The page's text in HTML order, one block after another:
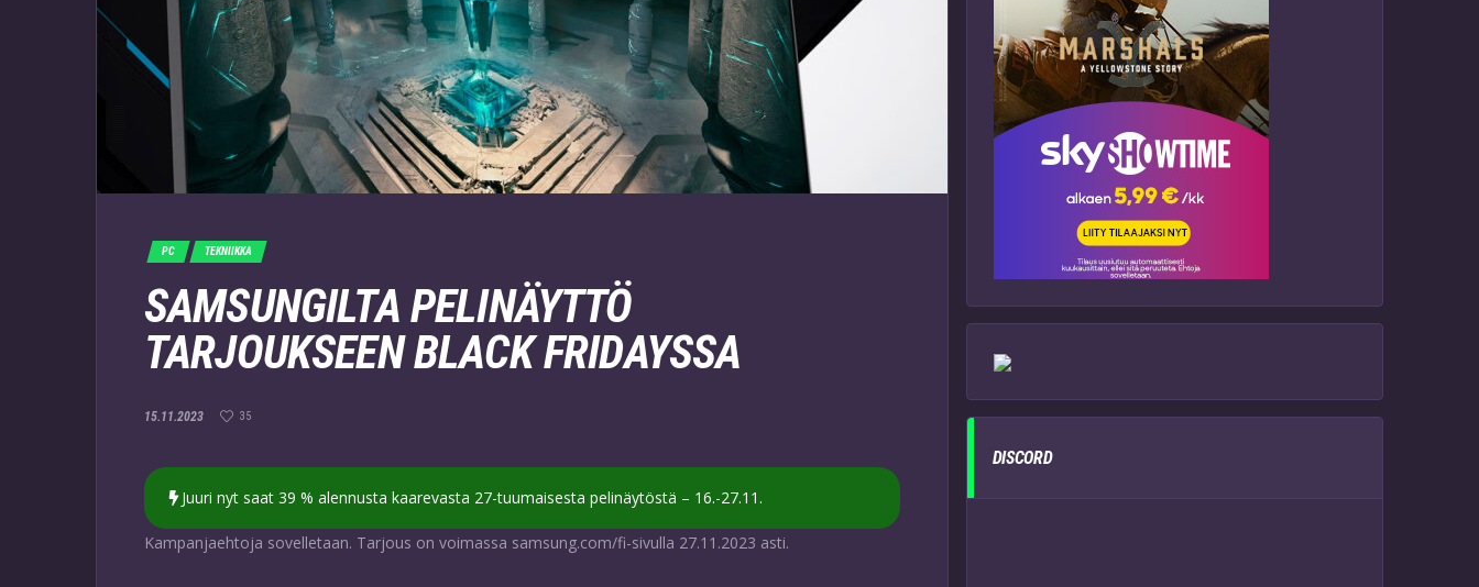
PC TEKNIIKKA
SAMSUNGILTA PELINÄYTTÖ
TARJOUKSEEN BLACK FRIDAYSSA
15.11.2023 35
Juuri nyt saat 39 % alennusta kaarevasta 27-tuumaisesta pelinäytöstä – 16.-27.11.
Kampanjaehtoja sovelletaan. Tarjous on voimassa samsung.com/fi-sivulla 27.11.2023 asti.
DISCORD